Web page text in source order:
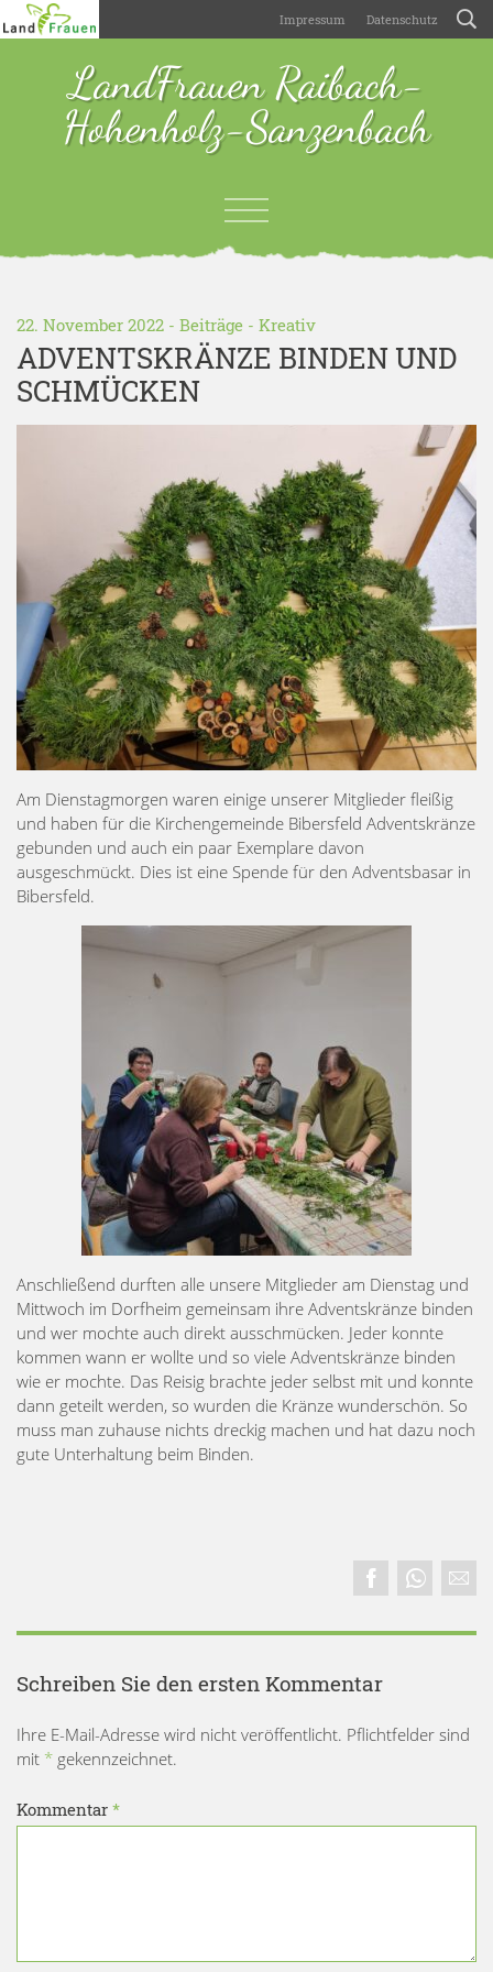
Impressum Datenschutz
LandFrauen Raibach-
Hohenholz-Sanzenbach
22. November 2022 - Beiträge - Kreativ
ADVENTSKRÄNZE BINDEN UND
SCHMÜCKEN
Am Dienstagmorgen waren einige unserer Mitglieder fleißig
und haben für die Kirchengemeinde Bibersfeld Adventskränze
gebunden und auch ein paar Exemplare davon
ausgeschmückt. Dies ist eine Spende für den Adventsbasar in
Bibersfeld.
Anschließend durften alle unsere Mitglieder am Dienstag und
Mittwoch im Dorfheim gemeinsam ihre Adventskränze binden
und wer mochte auch direkt ausschmücken. Jeder konnte
kommen wann er wollte und so viele Adventskränze binden
wie er mochte. Das Reisig brachte jeder selbst mit und konnte
dann geteilt werden, so wurden die Kränze wunderschön. So
muss man zuhause nichts dreckig machen und hat dazu noch
gute Unterhaltung beim Binden.
Schreiben Sie den ersten Kommentar
Ihre E-Mail-Adresse wird nicht veröffentlicht. Pflichtfelder sind
mit * gekennzeichnet.
Kommentar *